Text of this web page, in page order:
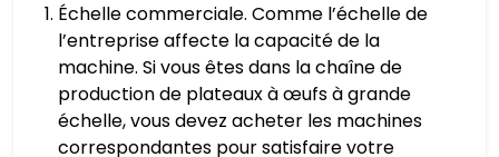
Échelle commerciale. Comme l’échelle de
l’entreprise affecte la capacité de la
machine. Si vous êtes dans la chaîne de
production de plateaux à œufs à grande
échelle, vous devez acheter les machines
correspondantes pour satisfaire votre